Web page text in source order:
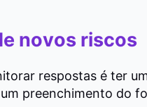
novos riscos
respostas é ter
preenchimento do